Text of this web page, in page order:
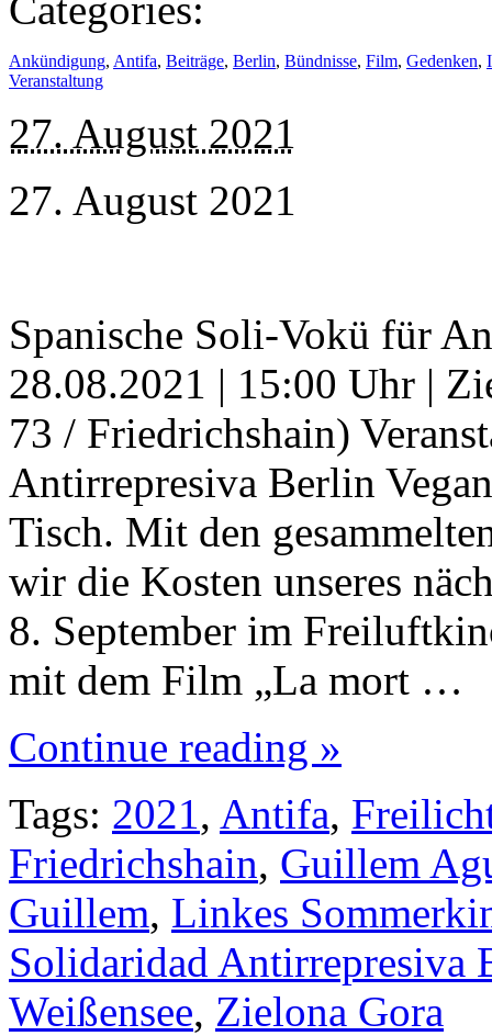
Ankündigung, Antifa, Beiträge, Berlin, Bündnisse, Film, Gedenken,
Veranstaltung
27. August 2021
27. August 2021
Spanische Soli-Vokü für
28.08.2021 | 15:00 Uhr |
73 / Friedrichshain)
Antirrepresiva Berlin
Tisch. Mit den
wir die Kosten unseres
8. September im
mit dem Film „La mort …
Continue reading »
Tags: 2021, Antifa,
Friedrichshain, Guillem
Guillem, Linkes
Solidaridad Antirrepresiva
Weißensee, Zielona Gora